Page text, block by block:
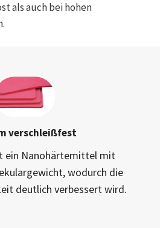
als auch bei hohen
verschleißfest
ein Nanohärtemittel mit
wodurch die
deutlich verbessert wird.